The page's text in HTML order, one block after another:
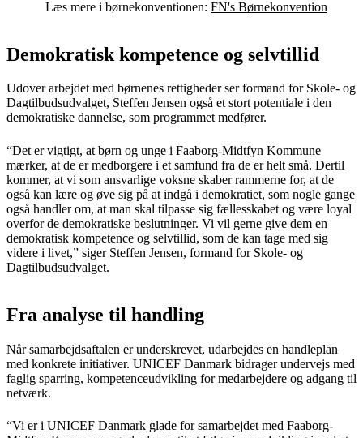
Læs mere i børnekonventionen: FN's Børnekonvention
Demokratisk kompetence og selvtillid
Udover arbejdet med børnenes rettigheder ser formand for Skole- og
Dagtilbudsudvalget, Steffen Jensen også et stort potentiale i den
demokratiske dannelse, som programmet medfører.
“Det er vigtigt, at børn og unge i Faaborg-Midtfyn Kommune
mærker, at de er medborgere i et samfund fra de er helt små. Dertil
kommer, at vi som ansvarlige voksne skaber rammerne for, at de
også kan lære og øve sig på at indgå i demokratiet, som nogle gange
også handler om, at man skal tilpasse sig fællesskabet og være loyal
overfor de demokratiske beslutninger. Vi vil gerne give dem en
demokratisk kompetence og selvtillid, som de kan tage med sig
videre i livet,” siger Steffen Jensen, formand for Skole- og
Dagtilbudsudvalget.
Fra analyse til handling
Når samarbejdsaftalen er underskrevet, udarbejdes en handleplan
med konkrete initiativer. UNICEF Danmark bidrager undervejs med
faglig sparring, kompetenceudvikling for medarbejdere og adgang til
netværk.
“Vi er i UNICEF Danmark glade for samarbejdet med Faaborg-